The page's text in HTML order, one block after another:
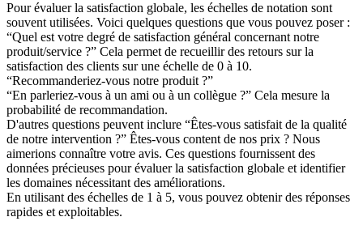
Pour évaluer la satisfaction globale, les échelles de notation sont
souvent utilisées. Voici quelques questions que vous pouvez poser :
“Quel est votre degré de satisfaction général concernant notre
produit/service ?” Cela permet de recueillir des retours sur la
satisfaction des clients sur une échelle de 0 à 10.
“Recommanderiez-vous notre produit ?”
“En parleriez-vous à un ami ou à un collègue ?” Cela mesure la
probabilité de recommandation.
D'autres questions peuvent inclure “Êtes-vous satisfait de la qualité
de notre intervention ?” Êtes-vous content de nos prix ? Nous
aimerions connaître votre avis. Ces questions fournissent des
données précieuses pour évaluer la satisfaction globale et identifier
les domaines nécessitant des améliorations.
En utilisant des échelles de 1 à 5, vous pouvez obtenir des réponses
rapides et exploitables.